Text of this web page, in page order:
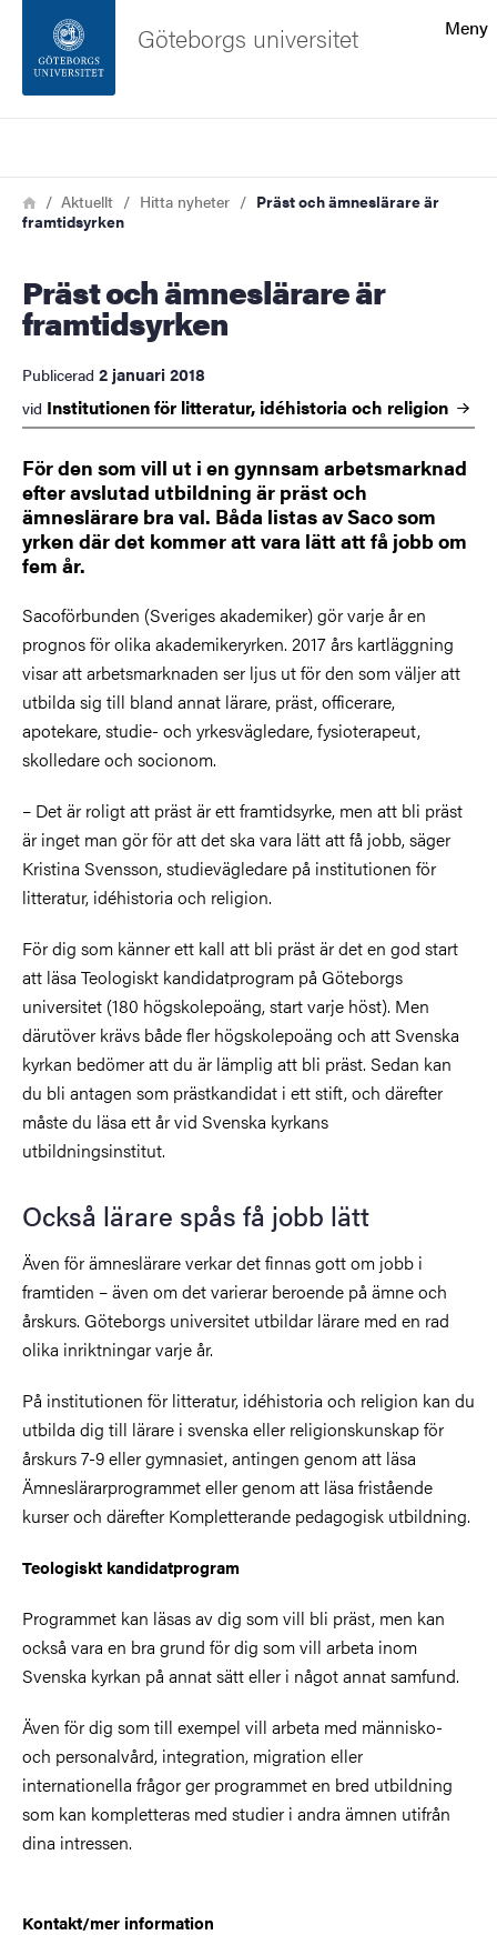
Sidfoten
Om webbplatsen
Meny
Göteborgs universitet
Länkstig
HemAktuellt Hitta nyheter
Präst och ämneslärare är
framtidsyrken
Präst och ämneslärare är
framtidsyrken
Publicerad 2 januari 2018
vid Institutionen för litteratur, idéhistoria och religion
För den som vill ut i en gynnsam arbetsmarknad
efter avslutad utbildning är präst och
ämneslärare bra val. Båda listas av Saco som
yrken där det kommer att vara lätt att få jobb om
fem år.
Sacoförbunden (Sveriges akademiker) gör varje år en
prognos för olika akademikeryrken. 2017 års kartläggning
visar att arbetsmarknaden ser ljus ut för den som väljer att
utbilda sig till bland annat lärare, präst, officerare,
apotekare, studie- och yrkesvägledare, fysioterapeut,
skolledare och socionom.
– Det är roligt att präst är ett framtidsyrke, men att bli präst
är inget man gör för att det ska vara lätt att få jobb, säger
Kristina Svensson, studievägledare på institutionen för
litteratur, idéhistoria och religion.
För dig som känner ett kall att bli präst är det en god start
att läsa Teologiskt kandidatprogram på Göteborgs
universitet (180 högskolepoäng, start varje höst). Men
därutöver krävs både fler högskolepoäng och att Svenska
kyrkan bedömer att du är lämplig att bli präst. Sedan kan
du bli antagen som prästkandidat i ett stift, och därefter
måste du läsa ett år vid Svenska kyrkans
utbildningsinstitut.
Också lärare spås få jobb lätt
Även för ämneslärare verkar det finnas gott om jobb i
framtiden – även om det varierar beroende på ämne och
årskurs. Göteborgs universitet utbildar lärare med en rad
olika inriktningar varje år.
På institutionen för litteratur, idéhistoria och religion kan du
utbilda dig till lärare i svenska eller religionskunskap för
årskurs 7-9 eller gymnasiet, antingen genom att läsa
Ämneslärarprogrammet eller genom att läsa fristående
kurser och därefter Kompletterande pedagogisk utbildning.
Teologiskt kandidatprogram
Programmet kan läsas av dig som vill bli präst, men kan
också vara en bra grund för dig som vill arbeta inom
Svenska kyrkan på annat sätt eller i något annat samfund.
Även för dig som till exempel vill arbeta med människo-
och personalvård, integration, migration eller
internationella frågor ger programmet en bred utbildning
som kan kompletteras med studier i andra ämnen utifrån
dina intressen.
Kontakt/mer information